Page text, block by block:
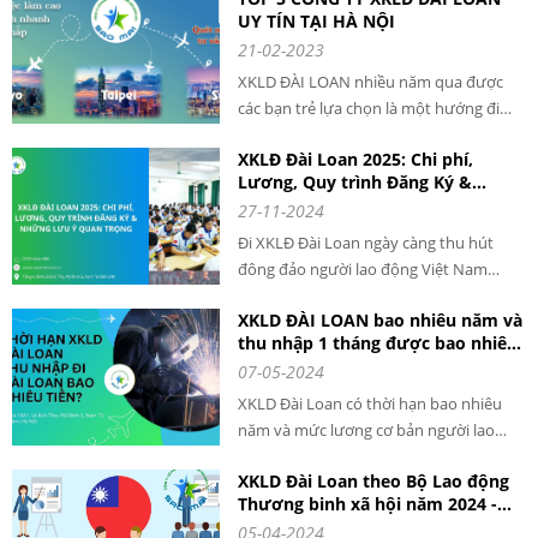
UY TÍN TẠI HÀ NỘI
21-02-2023
XKLD ĐÀI LOAN nhiều năm qua được
các bạn trẻ lựa chọn là một hướng đi
thu nhập. Mỗi năm có hàng ngàn lao
động VIỆT NAM qua ĐÀI LOAN làm việc
với mức thu nhập cao và ổn định.
XKLĐ Đài Loan 2025: Chi phí,
Lương, Quy trình Đăng Ký &
Những Lưu Ý Quan Trọng cho
LOAN
27-11-2024
Đi XKLĐ Đài Loan ngày càng thu hút
đông đảo người lao động Việt Nam
mức lương ổn định và quy trình rõ ràng,
XKLĐ Đài Loan năm 2025 là cơ hội tuyệt
vời để bạn nâng cao thu nhập và phát
triển bản thân.
XKLD ĐÀI LOAN bao nhiêu năm và
thu nhập 1 tháng được bao nhiêu
tiền?
07-05-2024
XKLD Đài Loan có thời hạn bao nhiêu
năm và mức lương cơ bản người lao
là câu hỏi được rất nhiều người đặt ra
khi tìm hiểu về xuất khẩu lao động tại
XKLD Đài Loan theo Bộ Lao động
Thương binh xã hội năm 2024 -
THÔNG TIN CHI TIẾT
05-04-2024